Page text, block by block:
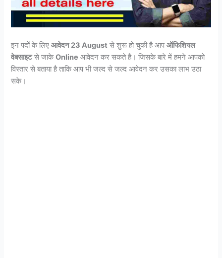
इन पदों के लिएआवेदन 23 August से शुरू हो चुकी है आपऑफिशियल
वेबसाइटसे जाकेOnline आवेदन कर सकते है। जिसके बारे में हमने आपको
विस्तार से बताया है ताकि आप भी जल्द से जल्द आवेदन कर उसका लाभ उठा
सके।